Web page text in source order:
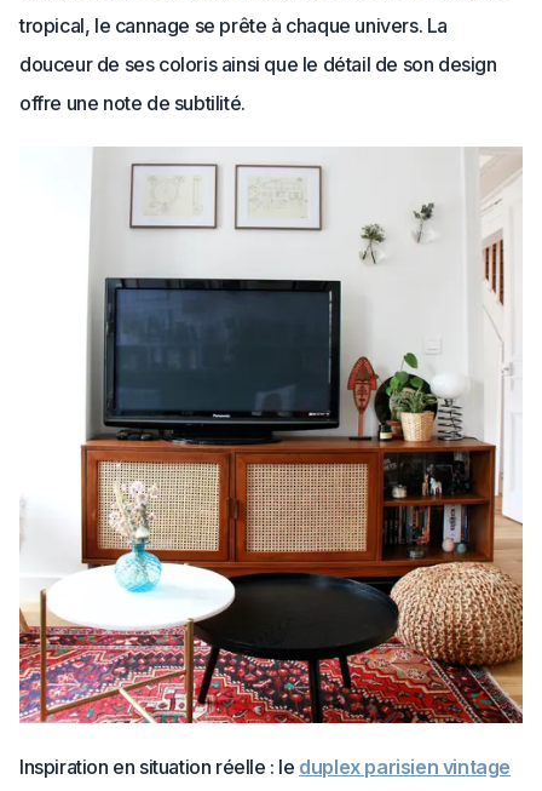
tropical, le cannage se prête à chaque univers. La
douceur de ses coloris ainsi que le détail de son design
offre une note de subtilité.
Inspiration en situation réelle : le duplex parisien vintage